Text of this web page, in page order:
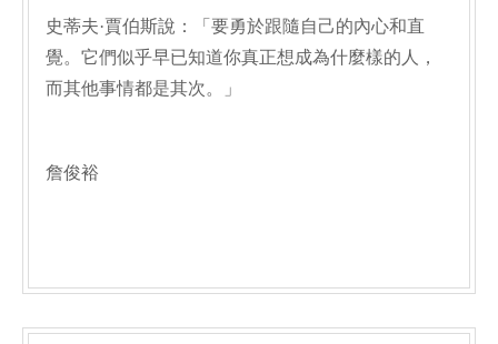
史蒂夫·賈伯斯說：「要勇於跟隨自己的內心和直
覺。它們似乎早已知道你真正想成為什麼樣的人，
而其他事情都是其次。」
詹俊裕